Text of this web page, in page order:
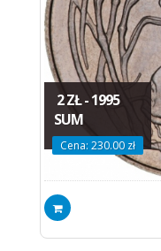
2 ZŁ - 1995
SUM
Cena: 230.00 zł